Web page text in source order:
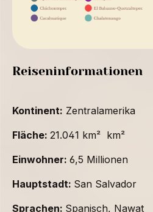
Reiseninformationen
Kontinent: Zentralamerika
Fläche: 21.041 km² km²
Einwohner: 6,5 Millionen
Hauptstadt: San Salvador
Sprachen: Spanisch, Nawat